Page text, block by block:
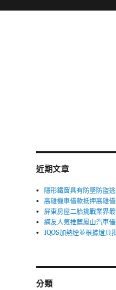
近期文章
隱形鐵窗具有防墜防盜
高雄機車借款抵押高雄
屏東房屋二胎挑戰業界
網友人氣推薦鳳山汽車
IQOS加熱煙並根據燈具
分類